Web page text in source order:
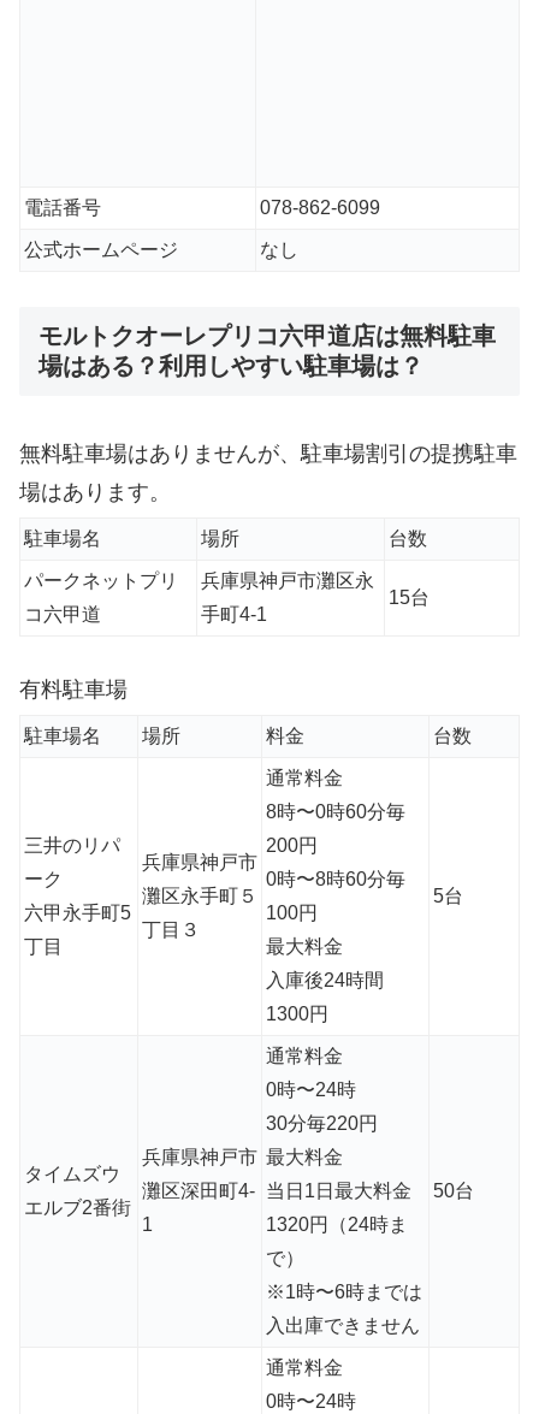
電話番号 078-862-6099
公式ホームページ なし
モルトクオーレプリコ六甲道店は無料駐車
場はある？利用しやすい駐車場は？
無料駐車場はありませんが、駐車場割引の提携駐車
場はあります。
駐車場名 場所 台数
パークネットプリ
コ六甲道
兵庫県神戸市灘区永
手町4-1
15台
有料駐車場
駐車場名 場所 料金 台数
三井のリパ
ーク
六甲永手町5
丁目
兵庫県神戸市
灘区永手町５
丁目３
通常料金
8時〜0時60分毎
200円
0時〜8時60分毎
100円
最大料金
入庫後24時間
1300円
5台
タイムズウ
エルブ2番街
兵庫県神戸市
灘区深田町4-
1
通常料金
0時〜24時
30分毎220円
最大料金
当日1日最大料金
1320円（24時ま
で）
※1時〜6時までは
入出庫できません
50台
通常料金
0時〜24時